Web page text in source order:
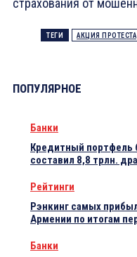
страхования от
ТЕГИ АКЦИЯ ПРОТЕСТА
ПОПУЛЯРНОЕ
Банки
Кредитный портфель
составил 8,8 трлн.
Рейтинги
Рэнкинг самых
Армении по итогам
Банки